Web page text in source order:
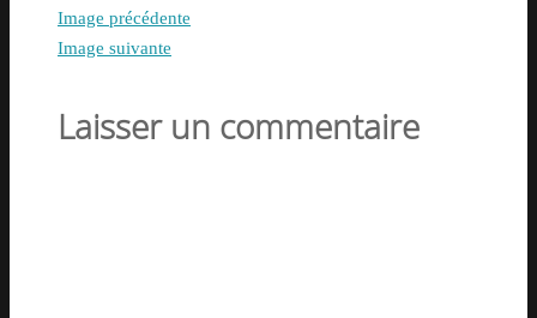
Image précédente
Image suivante
Laisser un commentaire